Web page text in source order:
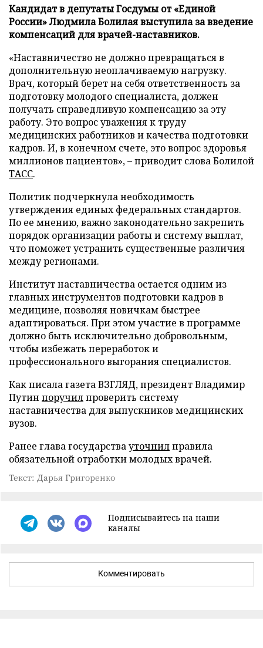
Кандидат в депутаты Госдумы от «Единой
России» Людмила Болилая выступила за введение
компенсаций для врачей-наставников.
«Наставничество не должно превращаться в
дополнительную неоплачиваемую нагрузку.
Врач, который берет на себя ответственность за
подготовку молодого специалиста, должен
получать справедливую компенсацию за эту
работу. Это вопрос уважения к труду
медицинских работников и качества подготовки
кадров. И, в конечном счете, это вопрос здоровья
миллионов пациентов», – приводит слова Болилой
ТАСС.
Политик подчеркнула необходимость
утверждения единых федеральных стандартов.
По ее мнению, важно законодательно закрепить
порядок организации работы и систему выплат,
что поможет устранить существенные различия
между регионами.
Институт наставничества остается одним из
главных инструментов подготовки кадров в
медицине, позволяя новичкам быстрее
адаптироваться. При этом участие в программе
должно быть исключительно добровольным,
чтобы избежать переработок и
профессионального выгорания специалистов.
Как писала газета ВЗГЛЯД, президент Владимир
Путин поручилпроверить систему
наставничества для выпускников медицинских
вузов.
Ранее глава государствауточнилправила
обязательной отработки молодых врачей.
Текст: Дарья Григоренко
Подписывайтесь на наши
каналы
Комментировать